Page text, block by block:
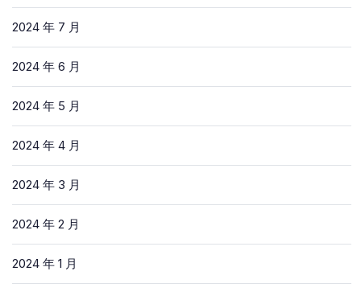
2024 年 7 月
2024 年 6 月
2024 年 5 月
2024 年 4 月
2024 年 3 月
2024 年 2 月
2024 年 1 月